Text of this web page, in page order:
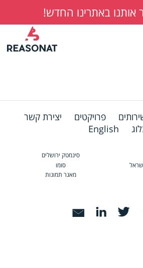
אותנו באתרינו החדש!
פרויקטים
יצירת קשר
English
סינמטק ירושלים
סומו
מאגר תמונות